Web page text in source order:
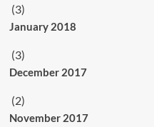
(3)
January 2018
(3)
December 2017
(2)
November 2017